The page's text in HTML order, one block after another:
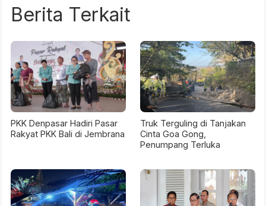
Berita Terkait
PKK Denpasar Hadiri Pasar
Rakyat PKK Bali di Jembrana
Truk Terguling di Tanjakan
Cinta Goa Gong,
Penumpang Terluka